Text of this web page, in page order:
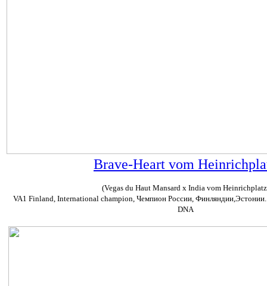
Brave-Heart vom
(Vegas du Haut Mansard x India vom
VA1 Finland, International champion, Чемпион России,
DNA